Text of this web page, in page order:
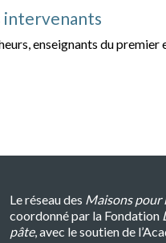
intervenants
enseignants du premier
Le réseau des Maisons pour
coordonné par la Fondation
pâte, avec le soutien de